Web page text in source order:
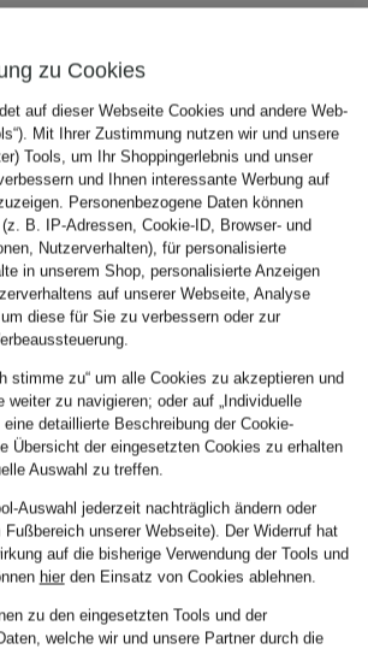
ENTDECKEN
zu Cookies
auf dieser Webseite Cookies und andere Web-
Mit Ihrer Zustimmung nutzen wir und unsere
Tools, um Ihr Shoppingerlebnis und unser
und Ihnen interessante Werbung auf
Personenbezogene Daten können
B. IP-Adressen, Cookie-ID, Browser- und
Nutzerverhalten), für personalisierte
in unserem Shop, personalisierte Anzeigen
auf unserer Webseite, Analyse
diese für Sie zu verbessern oder zur
stimme zu“ um alle Cookies zu akzeptieren und
weiter zu navigieren; oder auf „Individuelle
eine detaillierte Beschreibung der Cookie-
Übersicht der eingesetzten Cookies zu erhalten
Auswahl zu treffen.
Auswahl jederzeit nachträglich ändern oder
unserer Webseite). Der Widerruf hat
auf die bisherige Verwendung der Tools und
hierden Einsatz von Cookies ablehnen.
zu den eingesetzten Tools und der
welche wir und unsere Partner durch die